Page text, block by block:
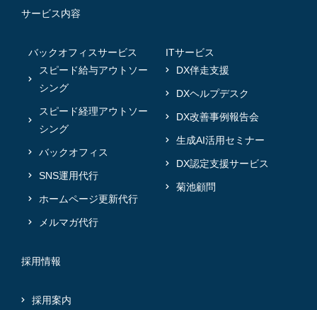
サービス内容
バックオフィスサービス
スピード給与アウトソー
シング
スピード経理アウトソー
シング
バックオフィス
SNS運用代行
ホームページ更新代行
メルマガ代行
ITサービス
DX伴走支援
DXヘルプデスク
DX改善事例報告会
生成AI活用セミナー
DX認定支援サービス
菊池顧問
採用情報
採用案内